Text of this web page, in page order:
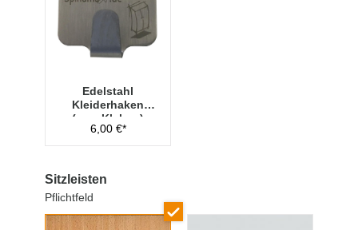
Edelstahl
Kleiderhaken
(zum Kleben)
6,00 €*
Sitzleisten
Pflichtfeld